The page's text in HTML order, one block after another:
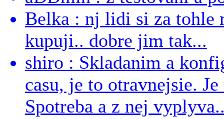
Belka : nj lidi si za tohle
kupuji.. dobre jim tak...
shiro : Skladanim a
casu, je to otravnejsie.
Spotreba a z nej